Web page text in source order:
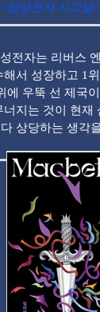
삼성전자 시그널
전자는 리버스
서 성장하고 1
에 우뚝 선 제국
지는 것이 현
상당하는 생각